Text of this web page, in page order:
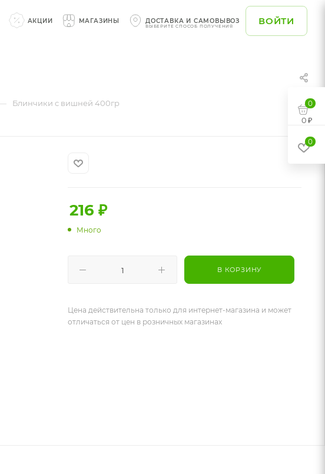
ВОЙТИ
ДОСТАВКА И САМОВЫВОЗ
ВЫБЕРИТЕ СПОСОБ ПОЛУЧЕНИЯ
МАГАЗИНЫ
АКЦИИ
Блинчики с вишней 400гр
216 ₽
Много
В КОРЗИНУ
Цена действительна только для интернет-магазина и может
отличаться от цен в розничных магазинах
0
0 ₽
0